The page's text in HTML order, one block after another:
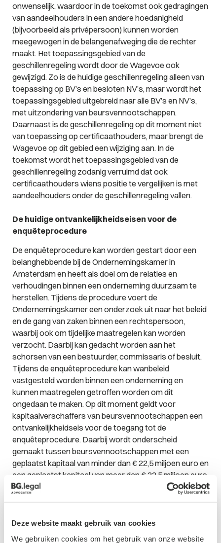
Deze website maakt gebruik van cookies
We gebruiken cookies om het gebruik van onze website
onwenselijk, waardoor in de toekomst ook gedragingen
van aandeelhouders in een andere hoedanigheid
(bijvoorbeeld als privépersoon) kunnen worden
meegewogen in de belangenafweging die de rechter
maakt. Het toepassingsgebied van de
geschillenregeling wordt door de Wagevoe ook
gewijzigd. Zo is de huidige geschillenregeling alleen van
toepassing op BV’s en besloten NV’s, maar wordt het
toepassingsgebied uitgebreid naar alle BV’s en NV’s,
met uitzondering van beursvennootschappen.
Daarnaast is de geschillenregeling op dit moment niet
van toepassing op certificaathouders, maar brengt de
Wagevoe op dit gebied een wijziging aan. In de
toekomst wordt het toepassingsgebied van de
geschillenregeling zodanig verruimd dat ook
certificaathouders wiens positie te vergelijken is met
aandeelhouders onder de geschillenregeling vallen.
De huidige ontvankelijkheidseisen voor de
enquêteprocedure
De enquêteprocedure kan worden gestart door een
belanghebbende bij de Ondernemingskamer in
Amsterdam en heeft als doel om de relaties en
verhoudingen binnen een onderneming duurzaam te
herstellen. Tijdens de procedure voert de
Ondernemingskamer een onderzoek uit naar het beleid
en de gang van zaken binnen een rechtspersoon,
waarbij ook om tijdelijke maatregelen kan worden
verzocht. Daarbij kan gedacht worden aan het
schorsen van een bestuurder, commissaris of besluit.
Tijdens de enquêteprocedure kan wanbeleid
vastgesteld worden binnen een onderneming en
kunnen maatregelen getroffen worden om dit
ongedaan te maken. Op dit moment geldt voor
kapitaalverschaffers van beursvennootschappen een
ontvankelijkheidseis voor de toegang tot de
enquêteprocedure. Daarbij wordt onderscheid
gemaakt tussen beursvennootschappen met een
geplaatst kapitaal van minder dan € 22,5 miljoen euro en
een geplaatst kapitaal van meer dan € 22,5 miljoen euro.
Omdat de enquêteprocedure een belangrijk instrument